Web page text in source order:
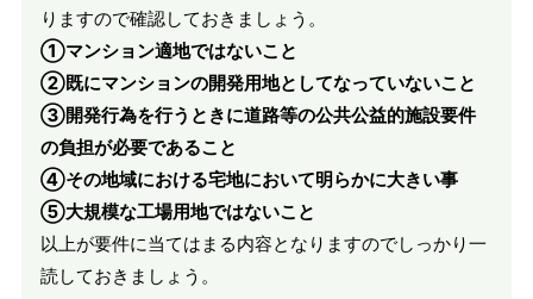
りますので確認しておきましょう。
①マンション適地ではないこと
②既にマンションの開発用地としてなっていないこと
③開発行為を行うときに道路等の公共公益的施設要件
の負担が必要であること
④その地域における宅地において明らかに大きい事
⑤大規模な工場用地ではないこと
以上が要件に当てはまる内容となりますのでしっかり一
読しておきましょう。